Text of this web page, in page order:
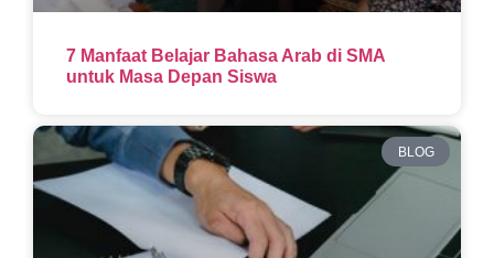
7 Manfaat Belajar Bahasa Arab di SMA
untuk Masa Depan Siswa
BLOG